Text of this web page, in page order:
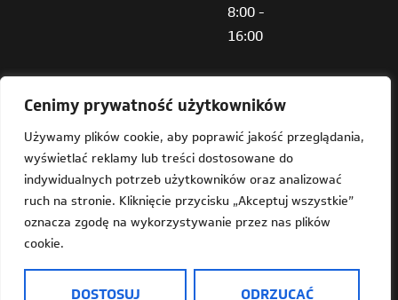
Cenimy prywatność użytkowników
Używamy plików cookie, aby poprawić jakość przeglądania,
wyświetlać reklamy lub treści dostosowane do
indywidualnych potrzeb użytkowników oraz analizować
ruch na stronie. Kliknięcie przycisku „Akceptuj wszystkie”
oznacza zgodę na wykorzystywanie przez nas plików
cookie.
DOSTOSUJ ODRZUCAĆ
8:00 -
16:00
Deklaracja dostępności
Mapa strony
Dostępność
Informacja o Plus Jeden w języku prostym do czytania